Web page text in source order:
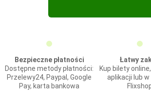
Bezpieczne płatności
Dostępne metody płatności:
Przelewy24, Paypal, Google
Pay, karta bankowa
Łatwy
Kup bilety
aplikacji lub w